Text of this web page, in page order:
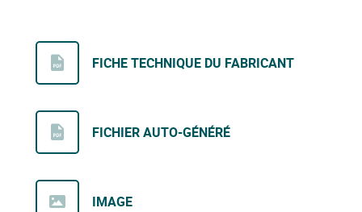
FICHE TECHNIQUE DU FABRICANT
FICHIER AUTO-GÉNÉRÉ
IMAGE